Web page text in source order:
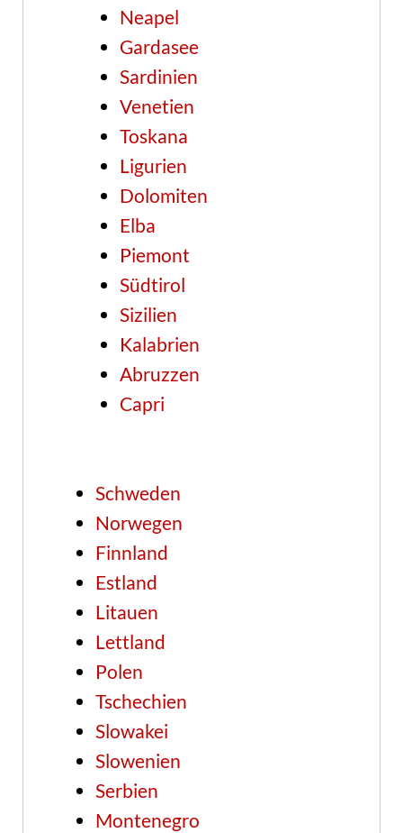
Neapel
Gardasee
Sardinien
Venetien
Toskana
Ligurien
Dolomiten
Elba
Piemont
Südtirol
Sizilien
Kalabrien
Abruzzen
Capri
Schweden
Norwegen
Finnland
Estland
Litauen
Lettland
Polen
Tschechien
Slowakei
Slowenien
Serbien
Montenegro